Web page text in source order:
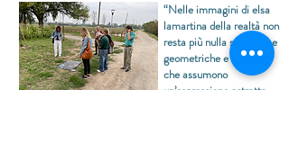
“Nelle immagini di elsa
lamartina della realtà non
resta più nulla solo forme
geometriche e segni
che assumono
un’espressione astratta,